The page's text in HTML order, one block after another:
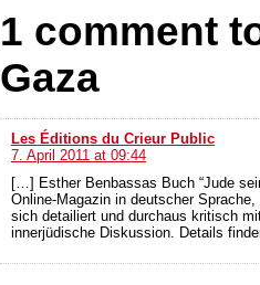
1 comment
Gaza
Les Éditions du Crieur Public
7. April 2011 at 09:44
[…] Esther Benbassas Buch “Jude
Online-Magazin in deutscher
sich detailiert und durchaus kritisch
innerjüdische Diskussion. Details